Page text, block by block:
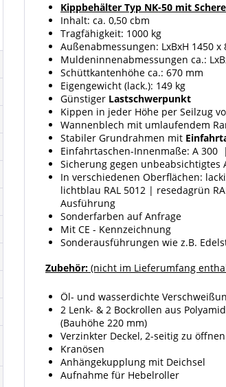
Kippbehälter Typ NK-50 mit
Inhalt: ca. 0,50 cbm
Tragfähigkeit: 1000 kg
Außenabmessungen: LxBxH 1450 x
Muldeninnenabmessungen ca.:
Schüttkantenhöhe ca.: 670 mm
Eigengewicht (lack.): 149 kg
Günstiger Lastschwerpunkt
Kippen in jeder Höhe per Seilzug
Wannenblech mit umlaufendem
Stabiler Grundrahmen mit
Einfahrtaschen-Innenmaße: A
Sicherung gegen
In verschiedenen Oberflächen:
lichtblau RAL 5012 | resedagrün
Ausführung
Sonderfarben auf Anfrage
Mit CE - Kennzeichnung
Sonderausführungen wie z.B.
Zubehör: (nicht im Lieferumfang
Öl- und wasserdichte
2 Lenk- & 2 Bockrollen aus
(Bauhöhe 220 mm)
Verzinkter Deckel, 2-seitig zu öffnen
Kranösen
Anhängekupplung mit Deichsel
Aufnahme für Hebelroller